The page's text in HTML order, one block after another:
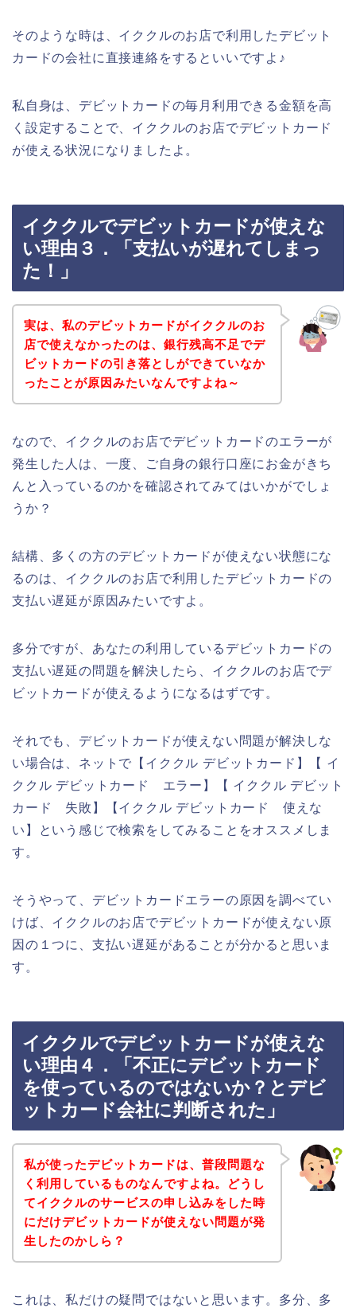
そのような時は、イククルのお店で利用したデビット
カードの会社に直接連絡をするといいですよ♪
私自身は、デビットカードの毎月利用できる金額を高
く設定することで、イククルのお店でデビットカード
が使える状況になりましたよ。
イククルでデビットカードが使えな
い理由３．「支払いが遅れてしまっ
た！」
実は、私のデビットカードがイククルのお
店で使えなかったのは、銀行残高不足でデ
ビットカードの引き落としができていなか
ったことが原因みたいなんですよね～
なので、イククルのお店でデビットカードのエラーが
発生した人は、一度、ご自身の銀行口座にお金がきち
んと入っているのかを確認されてみてはいかがでしょ
うか？
結構、多くの方のデビットカードが使えない状態にな
るのは、イククルのお店で利用したデビットカードの
支払い遅延が原因みたいですよ。
多分ですが、あなたの利用しているデビットカードの
支払い遅延の問題を解決したら、イククルのお店でデ
ビットカードが使えるようになるはずです。
それでも、デビットカードが使えない問題が解決しな
い場合は、ネットで【イククル デビットカード】【 イ
ククル デビットカード エラー】【 イククル デビット
カード 失敗】【イククル デビットカード 使えな
い】という感じで検索をしてみることをオススメしま
す。
そうやって、デビットカードエラーの原因を調べてい
けば、イククルのお店でデビットカードが使えない原
因の１つに、支払い遅延があることが分かると思いま
す。
イククルでデビットカードが使えな
い理由４．「不正にデビットカード
を使っているのではないか？とデビ
ットカード会社に判断された」
私が使ったデビットカードは、普段問題な
く利用しているものなんですよね。どうし
てイククルのサービスの申し込みをした時
にだけデビットカードが使えない問題が発
生したのかしら？
これは、私だけの疑問ではないと思います。多分、多